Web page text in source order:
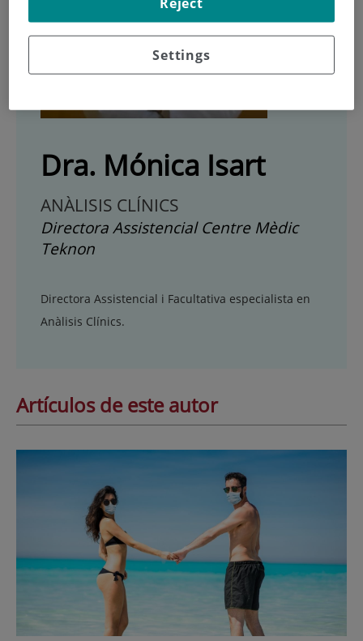
Dra. Mónica Isart
ANÀLISIS CLÍNICS
Directora Assistencial Centre Mèdic
Teknon
Directora Assistencial i Facultativa especialista en
Anàlisis Clínics.
Artículos de este autor
Settings